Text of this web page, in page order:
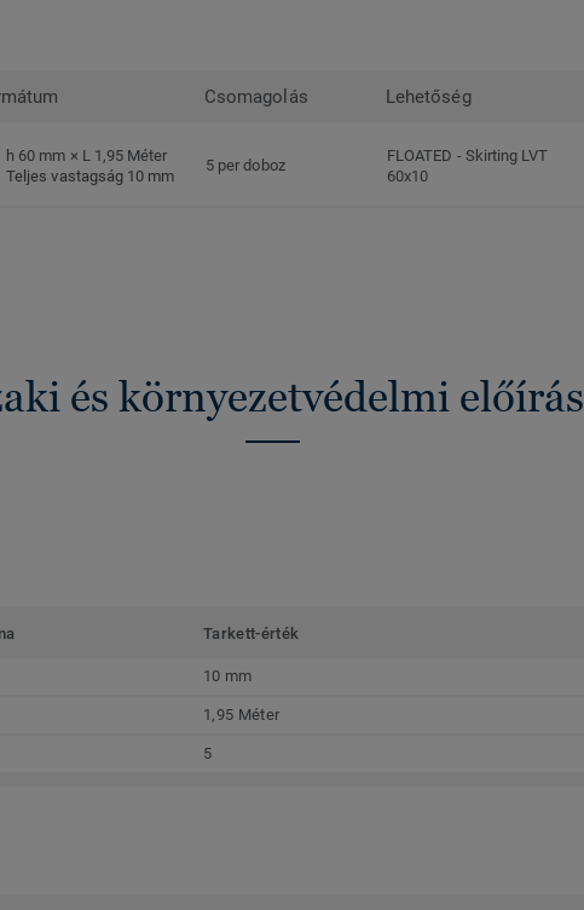
Csomagolás Lehetőség
h 60 mm × L 1,95 Méter
Teljes vastagság 10 mm
5 per doboz
FLOATED - Skirting LVT
60x10
és környezetvédelmi
Tarkett-érték
10 mm
1,95 Méter
5